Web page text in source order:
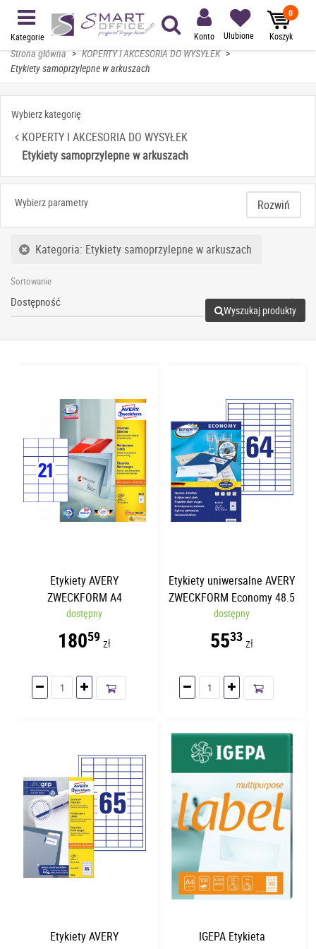
Kategorie Konto Ulubione
0
Koszyk
Strona główna > KOPERTY I AKCESORIA DO WYSYŁEK >
Etykiety samoprzylepne w arkuszach
Wybierz kategorię
KOPERTY I AKCESORIA DO WYSYŁEK
Etykiety samoprzylepne w arkuszach
Wybierz parametry Rozwiń
Kategoria: Etykiety samoprzylepne w arkuszach
Wyszukaj produkty
Sortowanie
Etykiety AVERY
ZWECKFORM A4
70x42.3mm | 100 arkuszy
dostępny
18059zł
Etykiety uniwersalne AVERY
ZWECKFORM Economy 48.5
x 16.9mm | 100 arkuszy |
65 etykiet
dostępny
5533zł
Etykiety AVERY
IGEPA Etykieta